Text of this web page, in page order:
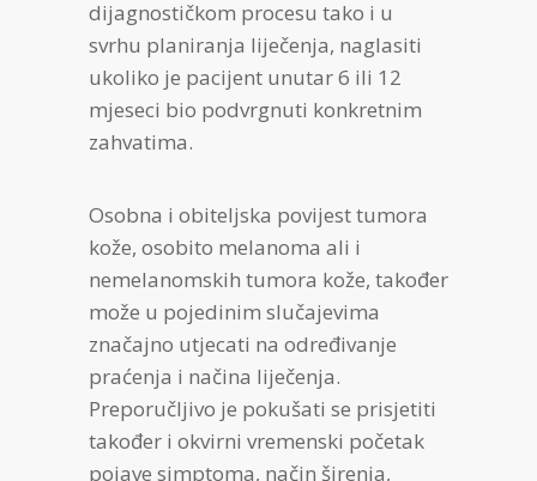
dijagnostičkom procesu tako i u
svrhu planiranja liječenja, naglasiti
ukoliko je pacijent unutar 6 ili 12
mjeseci bio podvrgnuti konkretnim
zahvatima.
Osobna i obiteljska povijest tumora
kože, osobito melanoma ali i
nemelanomskih tumora kože, također
može u pojedinim slučajevima
značajno utjecati na određivanje
praćenja i načina liječenja.
Preporučljivo je pokušati se prisjetiti
također i okvirni vremenski početak
pojave simptoma, način širenja,